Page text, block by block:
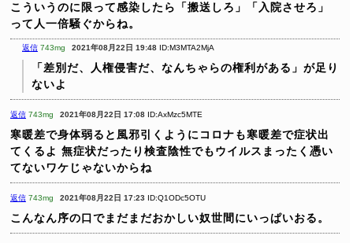
こういうのに限って感染したら「搬送しろ」「入院させろ」
って人一倍騒ぐからね。
返信 743mg 2021年08月22日 19:48 ID:M3MTA2MjA
「差別だ、人権侵害だ、なんちゃらの権利がある」が足り
ないよ
返信 743mg 2021年08月22日 17:08 ID:AxMzc5MTE
寒暖差で身体弱ると風邪引くようにコロナも寒暖差で症状出
てくるよ 無症状だったり検査陰性でもウイルスまったく憑い
てないワケじゃないからね
返信 743mg 2021年08月22日 17:23 ID:Q1ODc5OTU
こんなん序の口でまだまだおかしい奴世間にいっぱいおる。